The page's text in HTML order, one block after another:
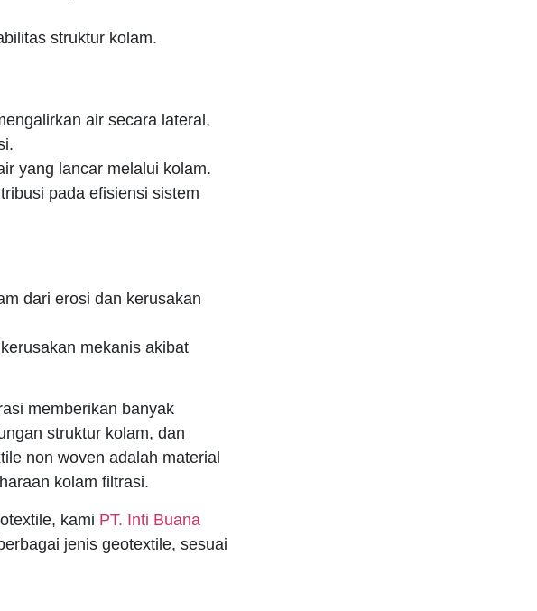
struktur kolam.
air secara lateral,
yang lancar melalui kolam.
pada efisiensi sistem
dari erosi dan kerusakan
mekanis akibat
memberikan banyak
struktur kolam, dan
non woven adalah material
kolam filtrasi.
kami PT. Inti Buana
jenis geotextile, sesuai